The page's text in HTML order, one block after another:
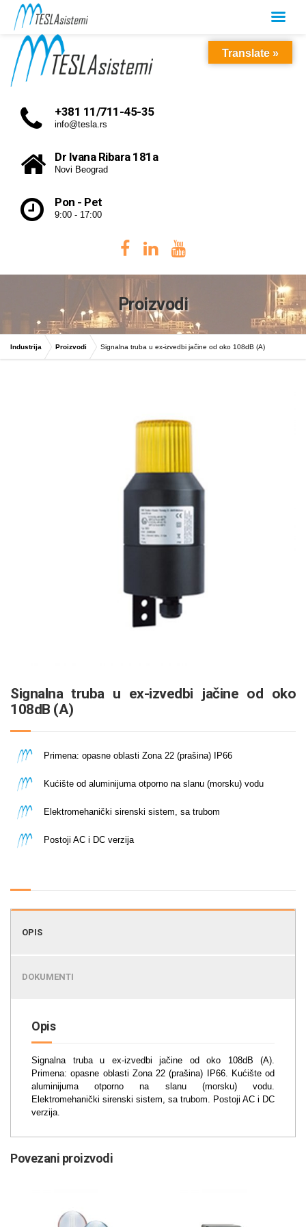
+381 11/711-45-35
info@tesla.rs
Dr Ivana Ribara 181a
Novi Beograd
Pon - Pet
9:00 - 17:00
Proizvodi
Industrija Proizvodi Signalna truba u ex-izvedbi jačine od oko 108dB (A)
Signalna truba u ex-izvedbi jačine od oko
108dB (A)
Primena: opasne oblasti Zona 22 (prašina) IP66
Kućište od aluminijuma otporno na slanu (morsku) vodu
Elektromehanički sirenski sistem, sa trubom
Postoji AC i DC verzija
OPIS
DOKUMENTI
Opis
Signalna truba u ex-izvedbi jačine od oko 108dB (A).
Primena: opasne oblasti Zona 22 (prašina) IP66. Kućište od
aluminijuma otporno na slanu (morsku) vodu.
Elektromehanički sirenski sistem, sa trubom. Postoji AC i DC
verzija.
Povezani proizvodi
Translate »